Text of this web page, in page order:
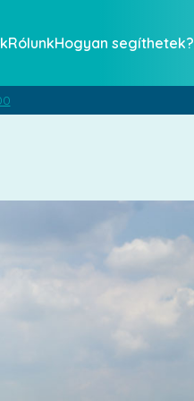
RólunkHogyan segíthetek?